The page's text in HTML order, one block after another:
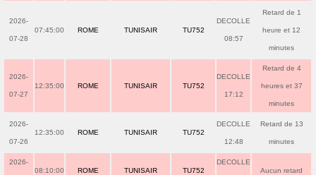
2026-
07-28
07:45:00 ROME TUNISAIR TU752
DECOLLE
08:57
Retard de 1
heure et 12
minutes
2026-
07-27
12:35:00 ROME TUNISAIR TU752
DECOLLE
17:12
Retard de 4
heures et 37
minutes
2026-
07-26
12:35:00 ROME TUNISAIR TU752
DECOLLE
12:48
Retard de 13
minutes
2026-
08:10:00 ROME TUNISAIR TU752
DECOLLE
Aucun retard